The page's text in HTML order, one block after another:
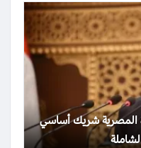
المصرية شريك أساسي